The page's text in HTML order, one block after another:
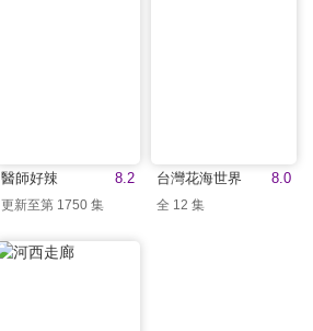
8.2
醫師好辣
更新至第 1750 集
8.0
台灣花海世界
全 12 集